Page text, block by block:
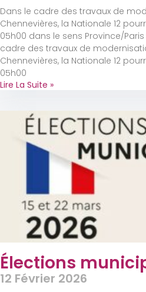
Dans le cadre des travaux de
Chennevières, la Nationale 12
05h00 dans le sens Province/
cadre des travaux de
Chennevières, la Nationale 12
05h00
Lire La Suite »
Élections
12 Février 2026